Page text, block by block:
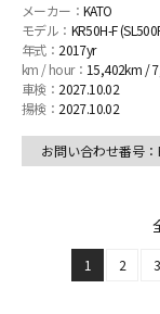
メーカー： KATO
モデル： KR50H-F
年式： 2017yr
km / hour： 15,402km /
車検： 2027.10.02
揚検： 2027.10.02
お問い合わせ番号
1 2 3